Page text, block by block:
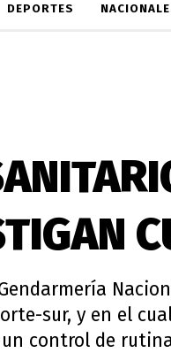
DEPORTES
sur, y en el
control de